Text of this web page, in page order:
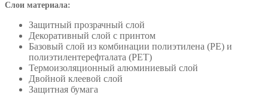
Слои материала:
Защитный прозрачный слой
Декоративный слой с принтом
Базовый слой из комбинации полиэтилена (PE) и
полиэтилентерефталата (PET)
Термоизоляционный алюминиевый слой
Двойной клеевой слой
Защитная бумага